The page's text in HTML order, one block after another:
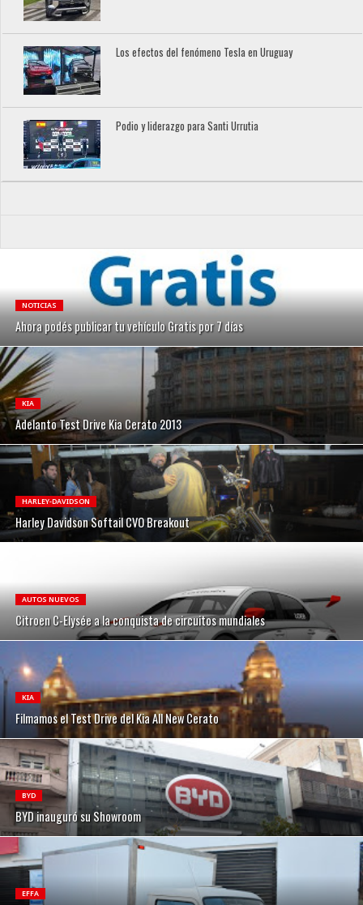
Los efectos del fenómeno Tesla en Uruguay
Podio y liderazgo para Santi Urrutia
NOTICIAS
Ahora podés publicar tu vehículo Gratis por 7 días
KIA
Adelanto Test Drive Kia Cerato 2013
HARLEY-DAVIDSON
Harley Davidson Softail CVO Breakout
AUTOS NUEVOS
Citroen C-Elysée a la conquista de circuitos mundiales
KIA
Filmamos el Test Drive del Kia All New Cerato
BYD
BYD inauguró su Showroom
EFFA